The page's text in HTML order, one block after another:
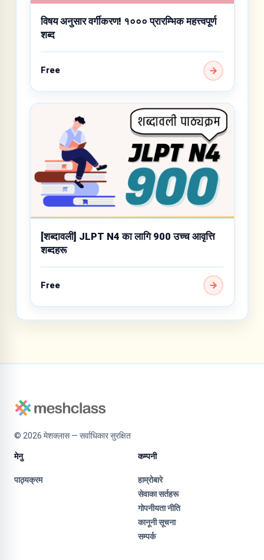
विषय अनुसार वर्गीकरण! १००० प्रारम्भिक महत्त्वपूर्ण
शब्द
Free
[शब्दावली] JLPT N4 का लागि 900 उच्च आवृत्ति
शब्दहरू
Free
© 2026 मेशक्लास — सर्वाधिकार सुरक्षित
मेनु
पाठ्यक्रम
कम्पनी
हाम्रोबारे
सेवाका सर्तहरू
गोपनीयता नीति
कानूनी सूचना
सम्पर्क